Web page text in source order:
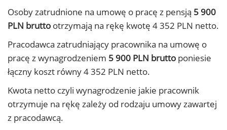
Osoby zatrudnione na umowę o pracę z pensją 5 900
PLN brutto otrzymają na rękę kwotę 4 352 PLN netto.
Pracodawca zatrudniający pracownika na umowę o
pracę z wynagrodzeniem 5 900 PLN brutto poniesie
łączny koszt równy 4 352 PLN netto.
Kwota netto czyli wynagrodzenie jakie pracownik
otrzymuje na rękę zależy od rodzaju umowy zawartej
z pracodawcą.